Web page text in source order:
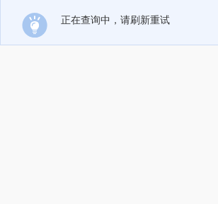
正在查询中，请刷新重试